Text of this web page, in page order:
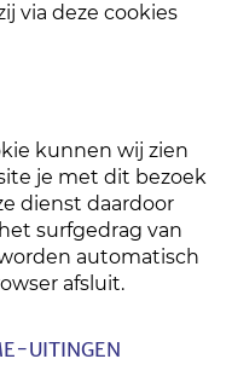
via deze cookies
kunnen wij zien
je met dit bezoek
dienst daardoor
surfgedrag van
automatisch
afsluit.
UITINGEN